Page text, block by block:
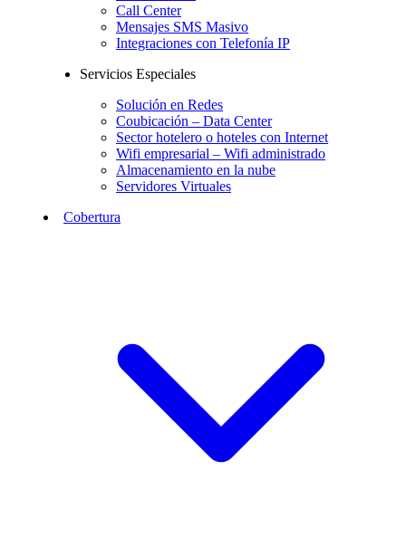
Call Center
Mensajes SMS Masivo
Integraciones con Telefonía IP
Servicios Especiales
Solución en Redes
Coubicación – Data Center
Sector hotelero o hoteles con Internet
Wifi empresarial – Wifi administrado
Almacenamiento en la nube
Servidores Virtuales
Cobertura